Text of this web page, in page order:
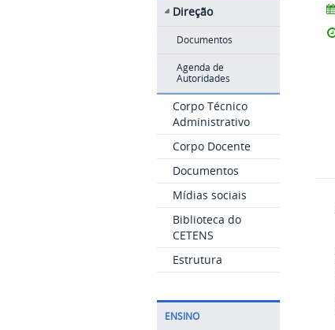
Direção
Documentos
Agenda de
Autoridades
Corpo Técnico
Administrativo
Corpo Docente
Documentos
Mídias sociais
Biblioteca do
CETENS
Estrutura
ENSINO